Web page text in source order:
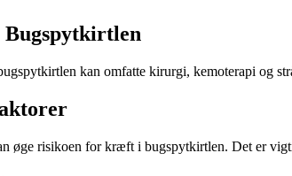
kan omfatte kirurgi, kemoterapi og
øge risikoen for kræft i bugspytkirtlen. Det er